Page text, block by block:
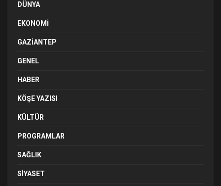
DÜNYA
EKONOMI
GAZIANTEP
GENEL
HABER
KÖŞE YAZISI
KÜLTÜR
PROGRAMLAR
SAĞLIK
SIYASET